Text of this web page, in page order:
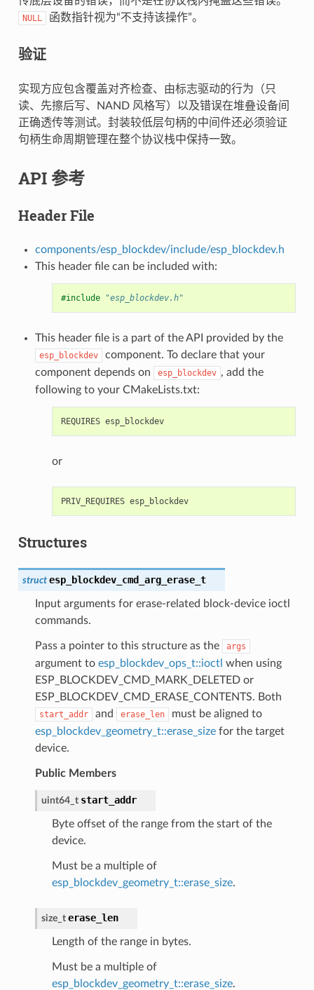
NULL 函数指针视为“不支持该操作”。
验证
实现方应包含覆盖对齐检查、由标志驱动的行为（只
读、先擦后写、NAND 风格写）以及错误在堆叠设备间
正确透传等测试。封装较低层句柄的中间件还必须验证
句柄生命周期管理在整个协议栈中保持一致。
API 参考
Header File
components/esp_blockdev/include/esp_blockdev.h
This header file can be included with:
#include "esp_blockdev.h"
This header file is a part of the API provided by the
esp_blockdev
component. To declare that your
component depends on
esp_blockdev , add the
following to your CMakeLists.txt:
REQUIRES esp_blockdev
or
PRIV_REQUIRES esp_blockdev
Structures
struct esp_blockdev_cmd_arg_erase_t
Input arguments for erase-related block-device ioctl
commands.
Pass a pointer to this structure as the args
argument to esp_blockdev_ops_t::ioctl when using
ESP_BLOCKDEV_CMD_MARK_DELETED or
ESP_BLOCKDEV_CMD_ERASE_CONTENTS. Both
start_addr and erase_len
must be aligned to
esp_blockdev_geometry_t::erase_sizefor the target
device.
Public Members
uint64_t start_addr
Byte offset of the range from the start of the
device.
Must be a multiple of
esp_blockdev_geometry_t::erase_size.
size_t erase_len
Length of the range in bytes.
Must be a multiple of
esp_blockdev_geometry_t::erase_size.